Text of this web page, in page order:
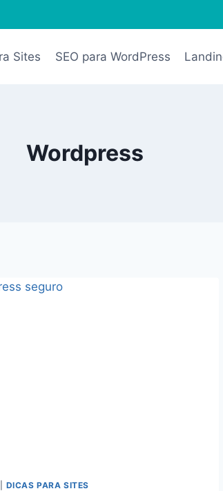
Sites SEO para WordPress
Wordpress
DICAS PARA SITES